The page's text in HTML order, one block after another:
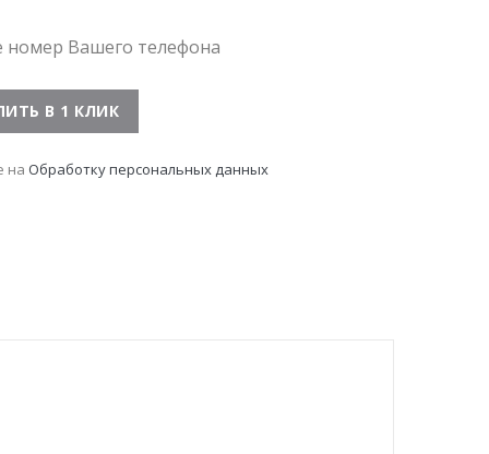
номер Вашего телефона
на Обработку персональных данных